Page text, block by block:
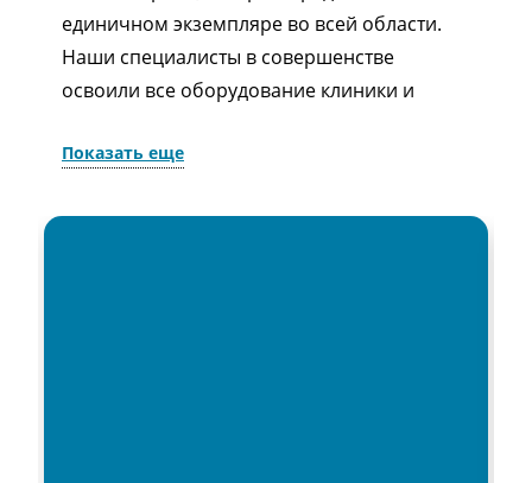
единичном экземпляре во всей области.
Наши специалисты в совершенстве
освоили все оборудование клиники и
регулярно посещаем специализированные
в курсе последних тенденций в мире
Показать еще